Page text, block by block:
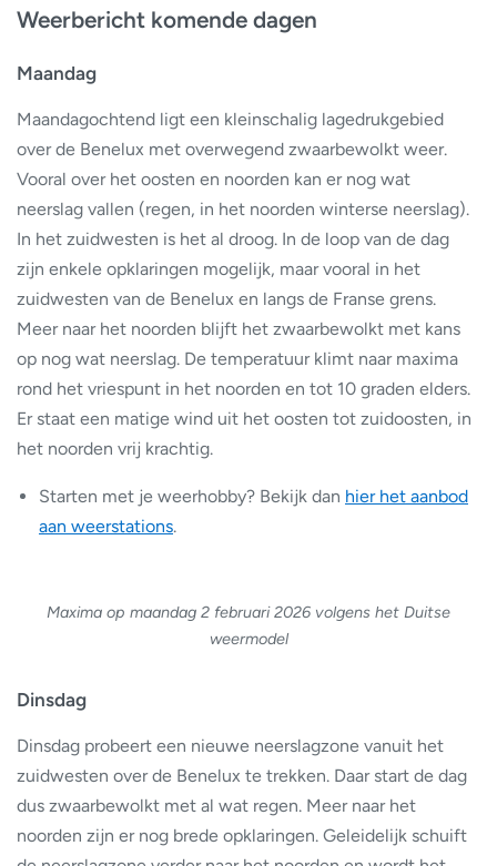
Weerbericht komende dagen
Maandag
Maandagochtend ligt een kleinschalig lagedrukgebied
over de Benelux met overwegend zwaarbewolkt weer.
Vooral over het oosten en noorden kan er nog wat
neerslag vallen (regen, in het noorden winterse neerslag).
In het zuidwesten is het al droog. In de loop van de dag
zijn enkele opklaringen mogelijk, maar vooral in het
zuidwesten van de Benelux en langs de Franse grens.
Meer naar het noorden blijft het zwaarbewolkt met kans
op nog wat neerslag. De temperatuur klimt naar maxima
rond het vriespunt in het noorden en tot 10 graden elders.
Er staat een matige wind uit het oosten tot zuidoosten, in
het noorden vrij krachtig.
Starten met je weerhobby? Bekijk dan hier het aanbod
aan weerstations.
Maxima op maandag 2 februari 2026 volgens het Duitse
weermodel
Dinsdag
Dinsdag probeert een nieuwe neerslagzone vanuit het
zuidwesten over de Benelux te trekken. Daar start de dag
dus zwaarbewolkt met al wat regen. Meer naar het
noorden zijn er nog brede opklaringen. Geleidelijk schuift